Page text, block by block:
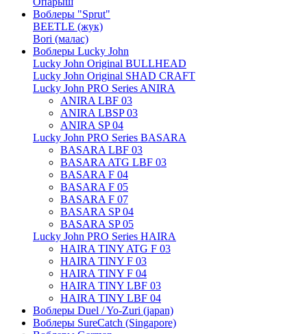
Воблеры "Sprut"
BEETLE (жук)
Bori (малас)
Воблеры Lucky John
Lucky John Original BULLHEAD
Lucky John Original SHAD CRAFT
Lucky John PRO Series ANIRA
ANIRA LBF 03
ANIRA LBSP 03
ANIRA SP 04
Lucky John PRO Series BASARA
BASARA LBF 03
BASARA ATG LBF 03
BASARA F 04
BASARA F 05
BASARA F 07
BASARA SP 04
BASARA SP 05
Lucky John PRO Series HAIRA
HAIRA TINY ATG F 03
HAIRA TINY F 03
HAIRA TINY F 04
HAIRA TINY LBF 03
HAIRA TINY LBF 04
Воблеры Duel / Yo-Zuri (japan)
Воблеры SureCatch (Singapore)